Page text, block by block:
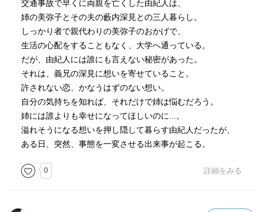
交通事故で早くに両親を亡くした由紀人は、
姉の美弥子とその夫の藪内深見との三人暮らし。
しっかり者で親代わりの美弥子のおかげで、
生活の心配をすることもなく、大学へ通っている。
だが、由紀人には誰にも言えない秘密があった。
それは、義兄の深見に想いを寄せていること。
許されない恋、かなうはずのない想い。
自分の気持ちを知れば、それだけで姉は悩むだろう。
姉には誰よりも幸せになってほしいのに...。
溢れそうになる想いを押し隠して暮らす由紀人だったが、
ある日、突然、事態を一変させる出来事が起こる。
0 詳細をみる